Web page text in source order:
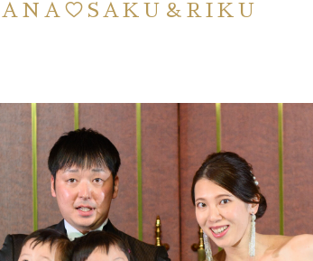
＆RIKU